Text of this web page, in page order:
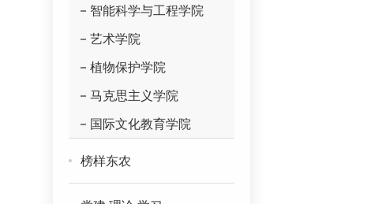
智能科学与工程学院
艺术学院
植物保护学院
马克思主义学院
国际文化教育学院
榜样东农